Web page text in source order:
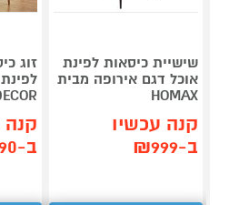
שישיית כיסאות לפינת
אוכל דגם אירופה מבית
HOMAX
קנה עכשיו
ב-₪999
זוג
קנה
ב-₪790